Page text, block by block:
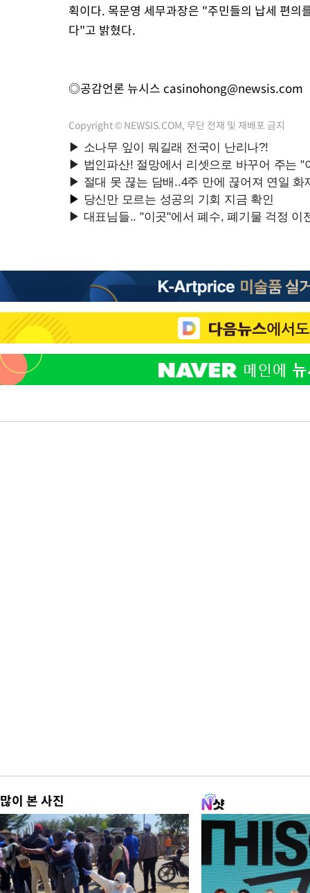
획이다. 목문영 세무과장은 "주민들의 납세 편의
다"고 밝혔다.
◎공감언론 뉴시스 casinohong@newsis.com
Copyright © NEWSIS.COM, 무단 전재 및 재배포 금지
많이 본 사진